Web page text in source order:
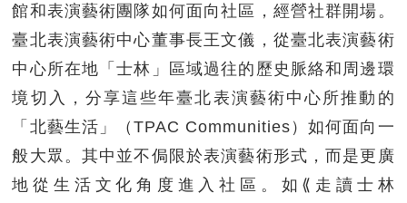
館和表演藝術團隊如何面向社區，經營社群開場。
臺北表演藝術中心董事長王文儀，從臺北表演藝術
中心所在地「士林」區域過往的歷史脈絡和周邊環
境切入，分享這些年臺北表演藝術中心所推動的
「北藝生活」（TPAC Communities）如何面向一
般大眾。其中並不侷限於表演藝術形式，而是更廣
地從生活文化角度進入社區。如⟪走讀士林